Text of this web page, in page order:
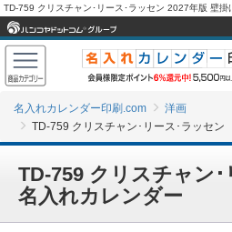
名入れカレンダー印刷.com
洋画
TD-759 クリスチャン･リース･ラッセン
TD-759 クリスチャン
名入れカレンダー